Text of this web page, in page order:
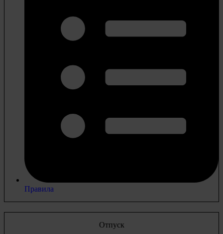
Правила
Отпуск